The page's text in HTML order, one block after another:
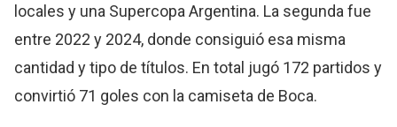
locales y una Supercopa Argentina. La segunda fue
entre 2022 y 2024, donde consiguió esa misma
cantidad y tipo de títulos. En total jugó 172 partidos y
convirtió 71 goles con la camiseta de Boca.